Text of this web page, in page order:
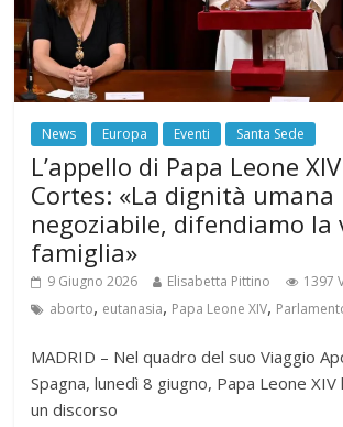
News Europa Eventi Santa Sede
L’appello di Papa Leone
Cortes: «La dignità umana
negoziabile, difendiamo la
famiglia»
9 Giugno 2026 Elisabetta Pittino
1397
aborto, eutanasia, Papa Leone XIV,
MADRID – Nel quadro del suo Viaggio
Spagna, lunedì 8 giugno, Papa Leone
un discorso